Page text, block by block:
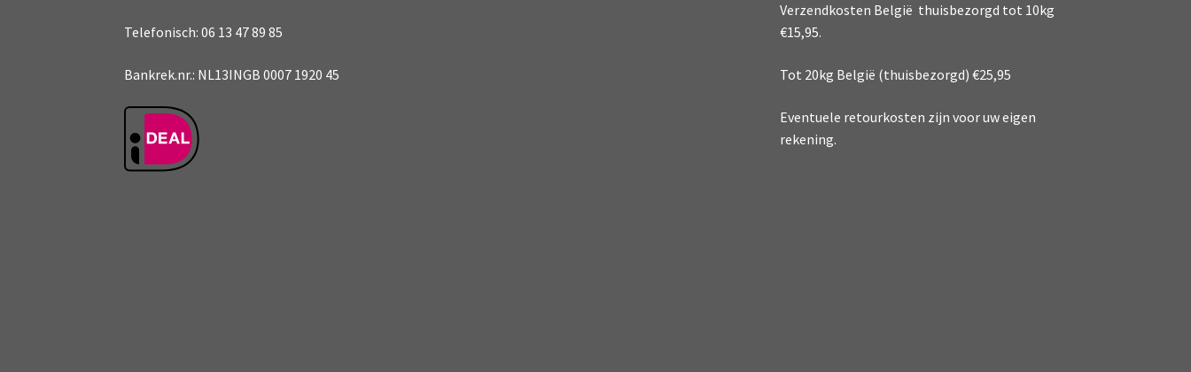
Telefonisch: 06 13 47 89 85
Bankrek.nr.: NL13INGB 0007 1920 45
Verzendkosten België thuisbezorgd tot 10kg
€15,95.
Tot 20kg België (thuisbezorgd) €25,95
Eventuele retourkosten zijn voor uw eigen
rekening.